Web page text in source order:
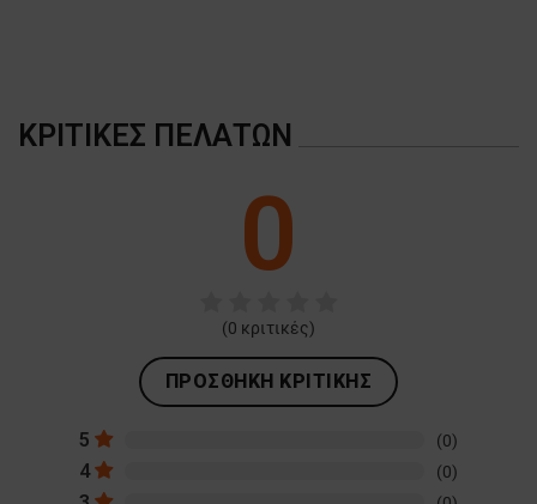
ΚΡΙΤΙΚΈΣ ΠΕΛΑΤΏΝ
0
(0 κριτικές)
ΠΡΟΣΘΉΚΗ ΚΡΙΤΙΚΉΣ
5 (0)
4 (0)